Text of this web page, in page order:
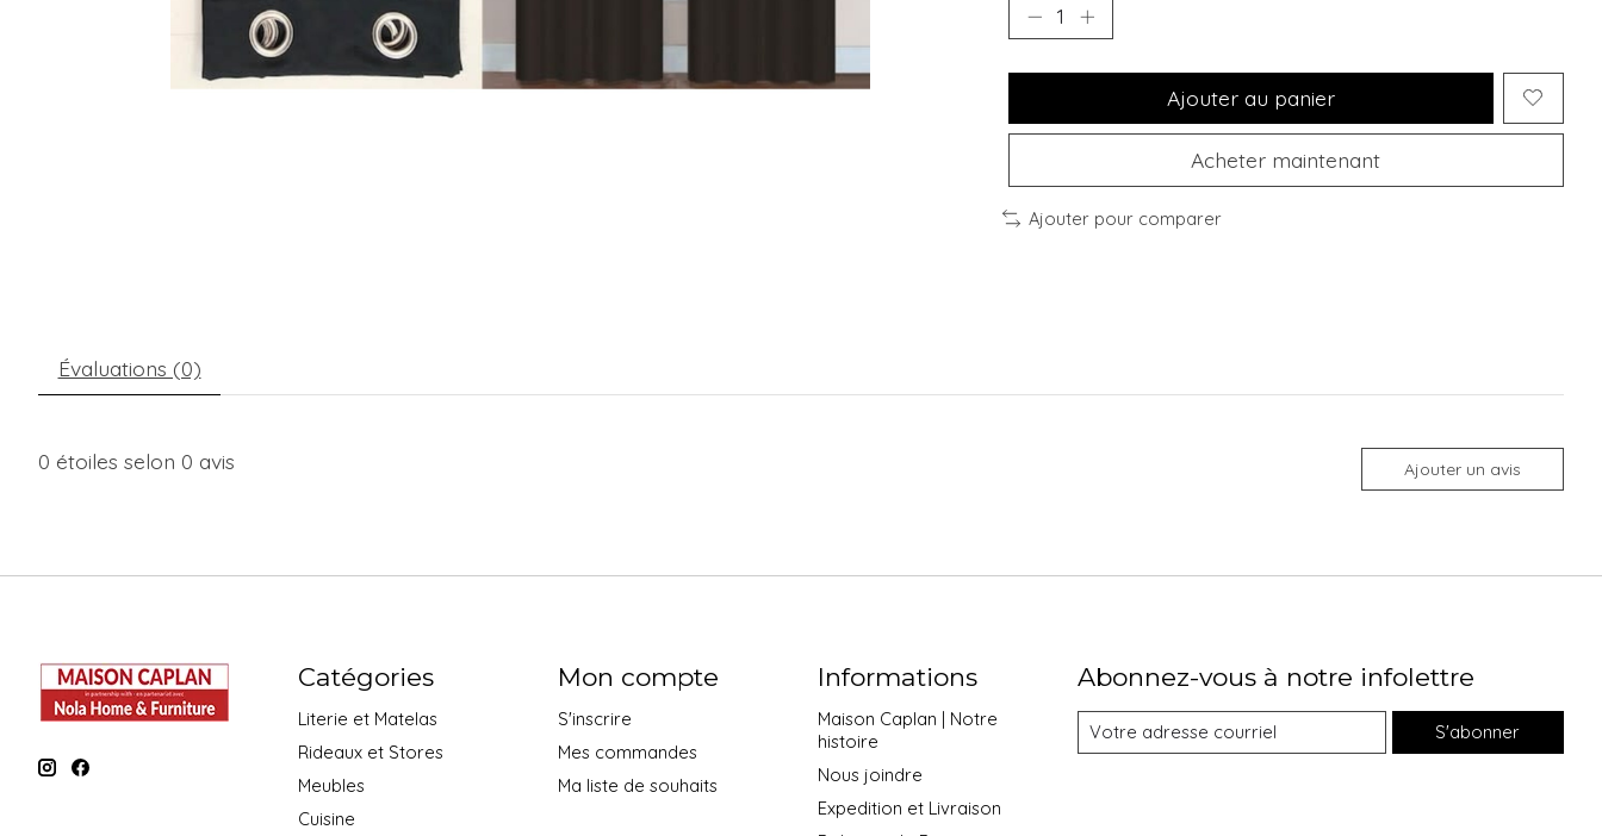
Ajouter au panier
Acheter maintenant
Ajouter pour comparer
Évaluations (0)
0 étoiles selon 0 avis Ajouter un avis
Catégories
Literie et Matelas
Rideaux et Stores
Meubles
Cuisine
Mon compte
S'inscrire
Mes commandes
Ma liste de souhaits
Informations
Maison Caplan | Notre
histoire
Nous joindre
Expedition et Livraison
Abonnez-vous à notre infolettre
S'abonner